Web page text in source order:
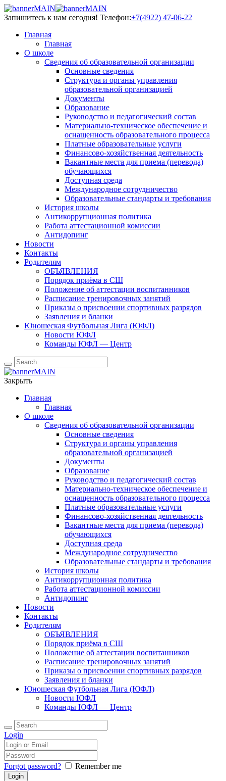
Запишитесь к нам сегодня! Телефон:+7(4922) 47-06-22
Главная
Главная
О школе
Сведения об образовательной организации
Основные сведения
Структура и органы управления
образовательной организацией
Документы
Образование
Руководство и педагогический состав
Материально-техническое обеспечение и
оснащенность образовательного процесса
Платные образовательные услуги
Финансово-хозяйственная деятельность
Вакантные места для приема (перевода)
обучающихся
Доступная среда
Международное сотрудничество
Образовательные стандарты и требования
История школы
Антикоррупционная политика
Работа аттестационной комиссии
Антидопинг
Новости
Контакты
Родителям
ОБЪЯВЛЕНИЯ
Порядок приёма в СШ
Положение об аттестации воспитанников
Расписание тренировочных занятий
Приказы о присвоении спортивных разрядов
Заявления и бланки
Юношеская Футбольная Лига (ЮФЛ)
Новости ЮФЛ
Команды ЮФЛ — Центр
Закрыть
Главная
Главная
О школе
Сведения об образовательной организации
Основные сведения
Структура и органы управления
образовательной организацией
Документы
Образование
Руководство и педагогический состав
Материально-техническое обеспечение и
оснащенность образовательного процесса
Платные образовательные услуги
Финансово-хозяйственная деятельность
Вакантные места для приема (перевода)
обучающихся
Доступная среда
Международное сотрудничество
Образовательные стандарты и требования
История школы
Антикоррупционная политика
Работа аттестационной комиссии
Антидопинг
Новости
Контакты
Родителям
ОБЪЯВЛЕНИЯ
Порядок приёма в СШ
Положение об аттестации воспитанников
Расписание тренировочных занятий
Приказы о присвоении спортивных разрядов
Заявления и бланки
Юношеская Футбольная Лига (ЮФЛ)
Новости ЮФЛ
Команды ЮФЛ — Центр
Login
Forgot password? Remember me